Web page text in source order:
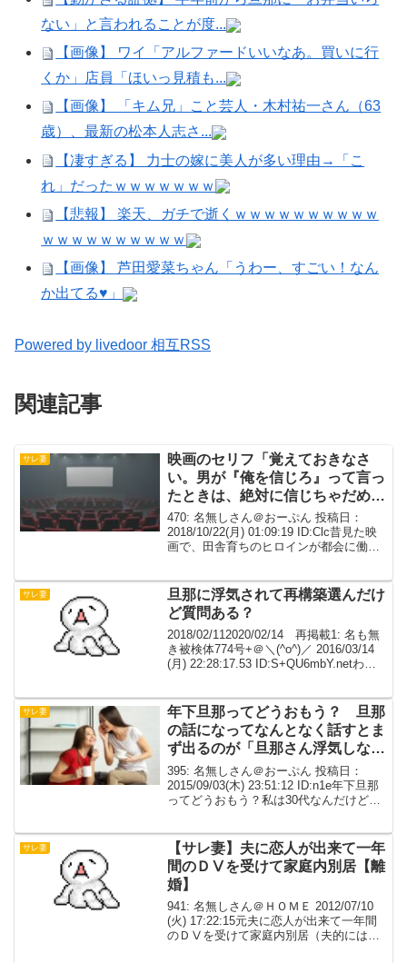
ない」と言われることが度...
【画像】 ワイ「アルファードいいなあ。買いに行
くか」店員「ほいっ見積も...
【画像】 「キム兄」こと芸人・木村祐一さん（63
歳）、最新の松本人志さ...
【凄すぎる】 力士の嫁に美人が多い理由→「こ
れ」だったｗｗｗｗｗｗｗ
【悲報】 楽天、ガチで逝くｗｗｗｗｗｗｗｗｗｗ
ｗｗｗｗｗｗｗｗｗｗ
【画像】 芦田愛菜ちゃん「うわー、すごい！なん
か出てる♥」
Powered by livedoor 相互RSS
関連記事
サレ妻
映画のセリフ「覚えておきなさ
い。男が『俺を信じろ』って言っ
たときは、絶対に信じちゃだめ
よ」
470: 名無しさん＠おーぷん 投稿日：
2018/10/22(月) 01:09:19 ID:Clc昔見た映
画で、田舎育ちのヒロインが都会に働き
て言ったときは、絶対に信じ...
サレ妻
旦那に浮気されて再構築選んだけ
ど質問ある？
2018/02/112020/02/14 再掲載1: 名も無
き被検体774号+＠＼(^o^)／ 2016/03/14
(月) 22:28:17.53 ID:S+QU6mbY.netわか
サレ妻
年下旦那ってどうおもう？ 旦那
の話になってなんとなく話すとま
ず出るのが「旦那さん浮気しな
い？」っての
395: 名無しさん＠おーぷん 投稿日：
2015/09/03(木) 23:51:12 ID:n1e年下旦那
ってどうおもう？私は30代なんだけど旦
話になってなんとなく話...
サレ妻
【サレ妻】夫に恋人が出来て一年
間のＤⅤを受けて家庭内別居【離
婚】
941: 名無しさん＠ＨＯＭＥ 2012/07/10
(火) 17:22:15元夫に恋人が出来て一年間
のＤⅤを受けて家庭内別居（夫的には私